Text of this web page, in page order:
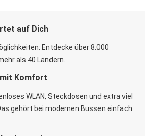
auf Dich
Entdecke über 8.000
als 40 Ländern.
Komfort
WLAN, Steckdosen und extra viel
gehört bei modernen Bussen einfach